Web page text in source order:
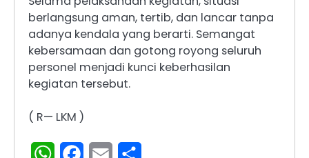
berlangsung aman, tertib, dan lancar tanpa
adanya kendala yang berarti. Semangat
kebersamaan dan gotong royong seluruh
personel menjadi kunci keberhasilan
kegiatan tersebut.
( R— LKM )
WhatsAppFacebook
Email